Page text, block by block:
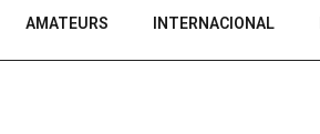
AMATEURS INTERNACIONAL